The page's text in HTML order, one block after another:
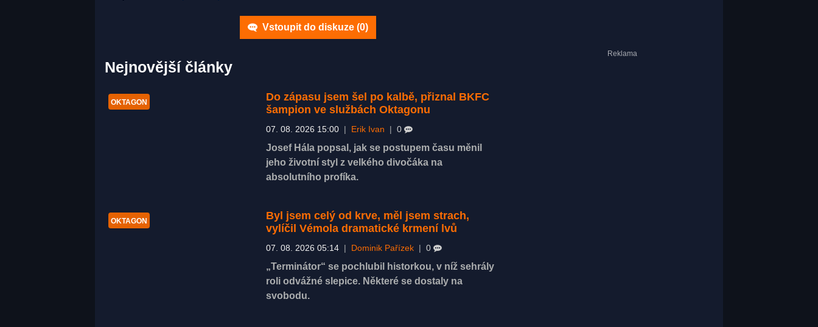
Vstoupit do diskuze (0)
Nejnovější články
OKTAGON
Do zápasu jsem šel po kalbě, přiznal BKFC
šampion ve službách Oktagonu
07. 08. 2026 15:00 Erik Ivan 0
Josef Hála popsal, jak se postupem času měnil
jeho životní styl z velkého divočáka na
absolutního profíka.
OKTAGON
Byl jsem celý od krve, měl jsem strach,
vylíčil Vémola dramatické krmení lvů
07. 08. 2026 05:14 Dominik Pařízek 0
„Terminátor“ se pochlubil historkou, v níž sehrály
roli odvážné slepice. Některé se dostaly na
svobodu.